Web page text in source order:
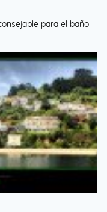
para el baño